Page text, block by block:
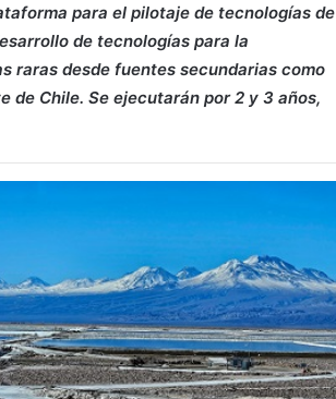
para el pilotaje de tecnologías de
de tecnologías para la
raras desde fuentes secundarias como
Chile. Se ejecutarán por 2 y 3 años,